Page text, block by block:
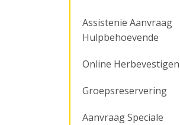
Assistenie Aanvraag
Hulpbehoevende
Online Herbevestigen
Groepsreservering
Aanvraag Speciale